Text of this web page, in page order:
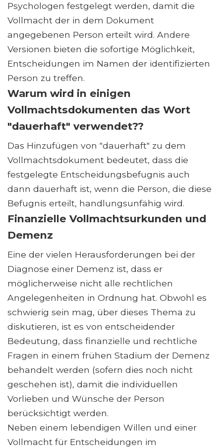
Psychologen festgelegt werden, damit die
Vollmacht der in dem Dokument
angegebenen Person erteilt wird. Andere
Versionen bieten die sofortige Möglichkeit,
Entscheidungen im Namen der identifizierten
Person zu treffen.
Warum wird in einigen
Vollmachtsdokumenten das Wort
"dauerhaft" verwendet??
Das Hinzufügen von "dauerhaft" zu dem
Vollmachtsdokument bedeutet, dass die
festgelegte Entscheidungsbefugnis auch
dann dauerhaft ist, wenn die Person, die diese
Befugnis erteilt, handlungsunfähig wird.
Finanzielle Vollmachtsurkunden und
Demenz
Eine der vielen Herausforderungen bei der
Diagnose einer Demenz ist, dass er
möglicherweise nicht alle rechtlichen
Angelegenheiten in Ordnung hat. Obwohl es
schwierig sein mag, über dieses Thema zu
diskutieren, ist es von entscheidender
Bedeutung, dass finanzielle und rechtliche
Fragen in einem frühen Stadium der Demenz
behandelt werden (sofern dies noch nicht
geschehen ist), damit die individuellen
Vorlieben und Wünsche der Person
berücksichtigt werden.
Neben einem lebendigen Willen und einer
Vollmacht für Entscheidungen im